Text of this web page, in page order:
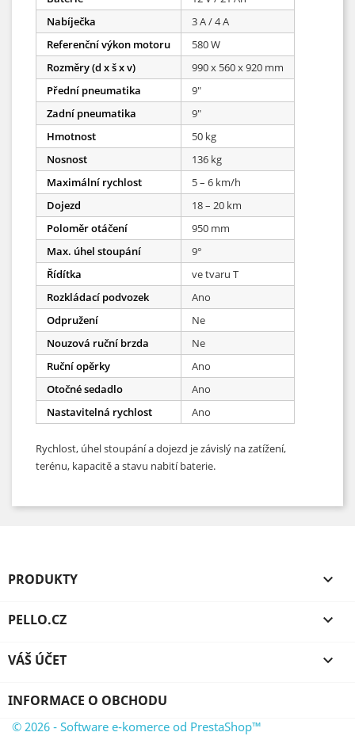
Nabíječka
3 A / 4 A
Referenční výkon motoru
580 W
Rozměry (d x š x v)
990 x 560 x 920 mm
Přední pneumatika
9″
Zadní pneumatika
9″
Hmotnost
50 kg
Nosnost
136 kg
Maximální rychlost
5 – 6 km/h
Dojezd
18 – 20 km
Poloměr otáčení
950 mm
Max. úhel stoupání
9°
Řídítka
ve tvaru T
Rozkládací podvozek
Ano
Odpružení
Ne
Nouzová ruční brzda
Ne
Ruční opěrky
Ano
Otočné sedadlo
Ano
Nastavitelná rychlost
Ano
Rychlost, úhel stoupání a dojezd je závislý na zatížení,
terénu, kapacitě a stavu nabití baterie.
PRODUKTY 
PELLO.CZ 
VÁŠ ÚČET 
INFORMACE O OBCHODU
© 2026 - Software e-komerce od PrestaShop™